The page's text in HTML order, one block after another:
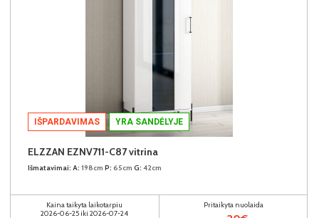
IŠPARDAVIMAS YRA SANDĖLYJE
ELZZAN EZNV711-C87 vitrina
Išmatavimai: A: 198cm P: 65cm G: 42cm
Kaina taikyta laikotarpiu
2026-06-25 iki 2026-07-24
Pritaikyta nuolaida